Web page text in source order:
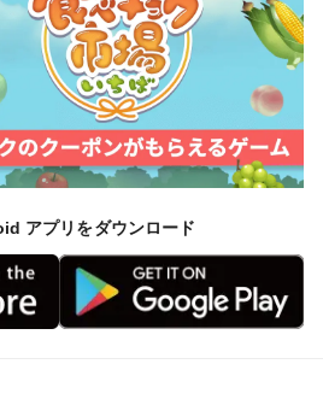
アプリをダウンロード